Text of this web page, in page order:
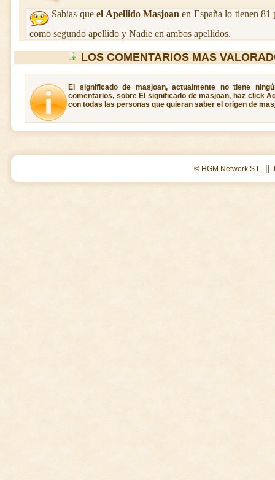
Sabias queel Apellido Masjoan en España lo tienen 81
como segundo apellido y Nadie en ambos apellidos.
LOS COMENTARIOS MAS
El significado de masjoan, actualmente no tiene
comentarios, sobre El significado de masjoan, haz click
con todas las personas que quieran saber el origen de
© HGM Network S.L. ||